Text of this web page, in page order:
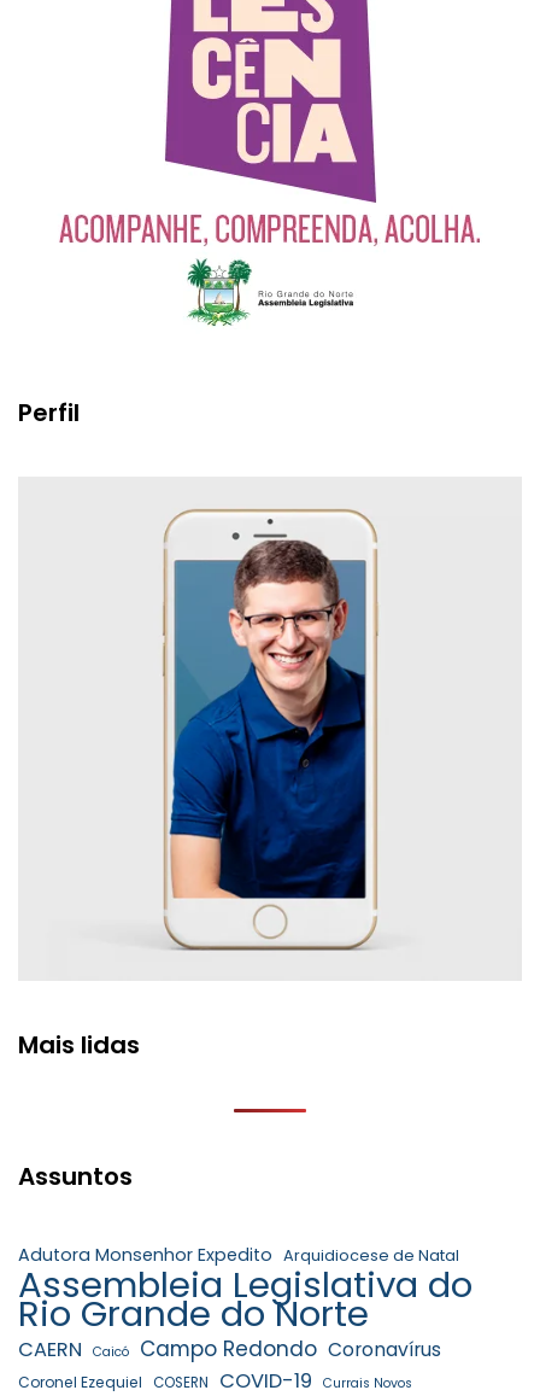
Perfil
Mais lidas
Assuntos
Adutora Monsenhor Expedito Arquidiocese de Natal
Assembleia Legislativa do
Rio Grande do Norte
CAERN Caicó Campo Redondo Coronavírus
Coronel Ezequiel COSERN COVID-19 Currais Novos